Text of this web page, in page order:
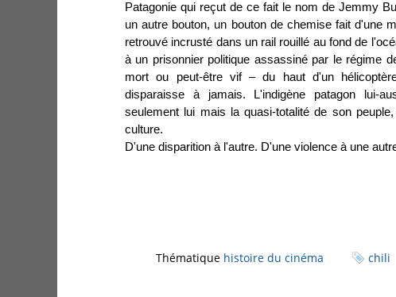
Patagonie qui reçut de ce fait le nom de Jemmy
un autre bouton, un bouton de chemise fait d'une
retrouvé incrusté dans un rail rouillé au fond de
à un prisonnier politique assassiné par le régime
mort ou peut-être vif – du haut d'un
disparaisse à jamais. L'indigène patagon lui-
seulement lui mais la quasi-totalité de son
culture.
D'une disparition à l'autre. D'une violence à une
Thématique histoire du cinéma chili